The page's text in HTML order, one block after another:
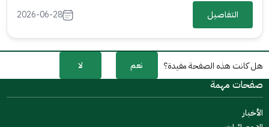
التفاصيل 2026-06-28
هل كانت هذه الصفحة مفيدة؟ نعم لا
صفحات مهمة
الأخبار